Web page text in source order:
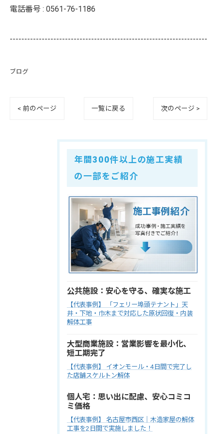
電話番号 : 0561-76-1186
--------------------------------------------------------------------
ブログ
< 前のページ 一覧に戻る 次のページ >
年間300件以上の施工実績
の一部をご紹介
公共施設：安心を守る、確実な施工
【代表事例】 「フェリー埠頭テナント」天
井・下地・巾木まで対応した原状回復・内装
解体工事
大型商業施設：営業影響を最小化、
短工期完了
【代表事例】 イオンモール・4日間で完了し
た店舗スケルトン解体
個人宅：思い出に配慮、安心コミコ
ミ価格
【代表事例】 名古屋市西区｜木造家屋の解体
工事を2日間で実施しました！